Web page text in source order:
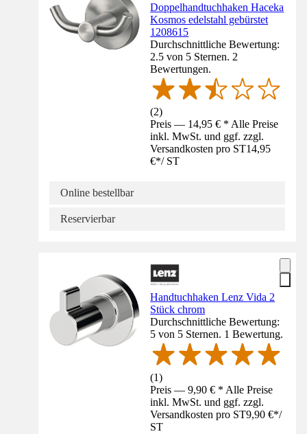
Doppelhandtuchhaken Haceka
Kosmos edelstahl gebürstet
1208615
Durchschnittliche Bewertung:
2.5 von 5 Sternen. 2
Bewertungen.
(2)
Preis — 14,95 € * Alle Preise
inkl. MwSt. und ggf. zzgl.
Versandkosten pro ST14,95
€*/ ST
Online bestellbar
Reservierbar
Handtuchhaken Lenz Vida 2
Stück chrom
Durchschnittliche Bewertung:
5 von 5 Sternen. 1 Bewertung.
(1)
Preis — 9,90 € * Alle Preise
inkl. MwSt. und ggf. zzgl.
Versandkosten pro ST9,90 €*/
ST